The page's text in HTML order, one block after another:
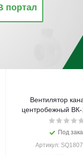
Вентилятор
центробежный
Под
Артикул:
портал